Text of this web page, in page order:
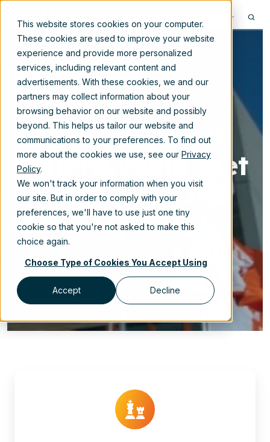
This website stores cookies on your computer.
These cookies are used to improve your website
experience and provide more personalized
services, including relevant content and
advertisements. With these cookies, we and our
partners may collect information about your
browsing behavior on our website and possibly
beyond. This helps us tailor our website and
communications to your preferences. To find out
more about the cookies we use, see our Privacy
Policy.
We won't track your information when you visit
our site. But in order to comply with your
preferences, we'll have to use just one tiny
cookie so that you're not asked to make this
choice again.
Choose Type of Cookies You Accept Using
Accept Decline
Gemeente
Middelburg stelt
content veilig met
migratie Zeeuws
Archief
14-jul-2022 10:15:00